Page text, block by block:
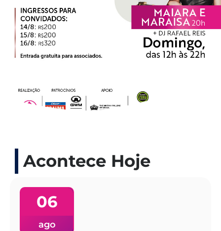
Acontece Hoje
06
ago